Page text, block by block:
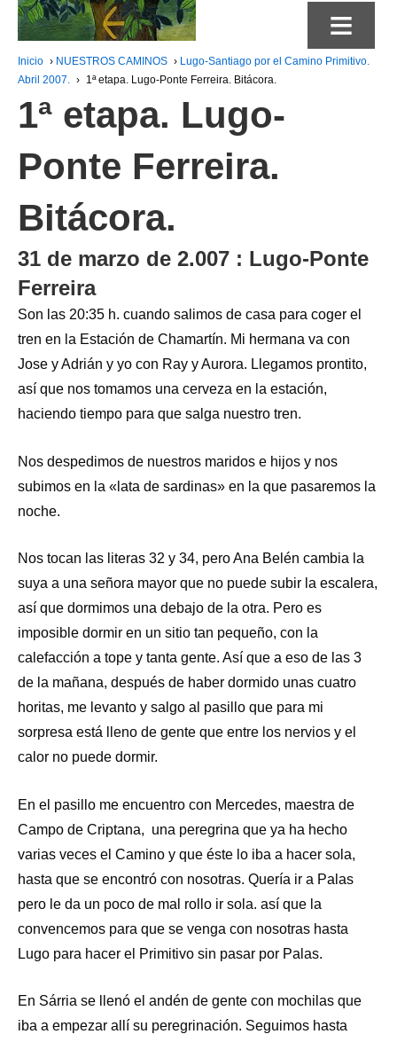
≡
Inicio › NUESTROS CAMINOS › Lugo-Santiago por el Camino Primitivo.
Abril 2007. › 1ª etapa. Lugo-Ponte Ferreira. Bitácora.
1ª etapa. Lugo-
Ponte Ferreira.
Bitácora.
31 de marzo de 2.007 : Lugo-Ponte
Ferreira
Son las 20:35 h. cuando salimos de casa para coger el
tren en la Estación de Chamartín. Mi hermana va con
Jose y Adrián y yo con Ray y Aurora. Llegamos prontito,
así que nos tomamos una cerveza en la estación,
haciendo tiempo para que salga nuestro tren.
Nos despedimos de nuestros maridos e hijos y nos
subimos en la «lata de sardinas» en la que pasaremos la
noche.
Nos tocan las literas 32 y 34, pero Ana Belén cambia la
suya a una señora mayor que no puede subir la escalera,
así que dormimos una debajo de la otra. Pero es
imposible dormir en un sitio tan pequeño, con la
calefacción a tope y tanta gente. Así que a eso de las 3
de la mañana, después de haber dormido unas cuatro
horitas, me levanto y salgo al pasillo que para mi
sorpresa está lleno de gente que entre los nervios y el
calor no puede dormir.
En el pasillo me encuentro con Mercedes, maestra de
Campo de Criptana, una peregrina que ya ha hecho
varias veces el Camino y que éste lo iba a hacer sola,
hasta que se encontró con nosotras. Quería ir a Palas
pero le da un poco de mal rollo ir sola. así que la
convencemos para que se venga con nosotras hasta
Lugo para hacer el Primitivo sin pasar por Palas.
En Sárria se llenó el andén de gente con mochilas que
iba a empezar allí su peregrinación. Seguimos hasta